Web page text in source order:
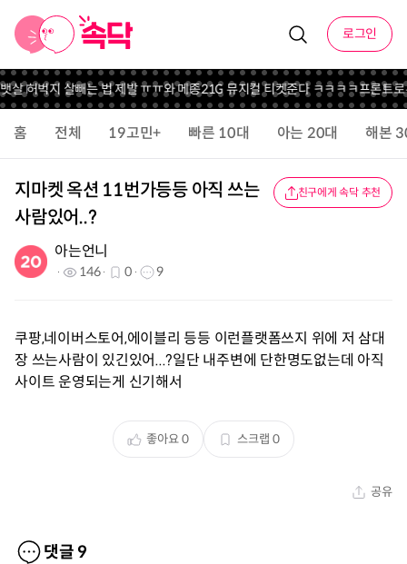
로그인
살 허벅지 살빼는 법 제발 ㅠㅠ와 메종21G 뮤지컬 티켓준다 ㅋㅋㅋㅋ프론트로
홈 전체 19고민+ 빠른 10대 아는 20대 해본
지마켓 옥션 11번가등등 아직 쓰는
사람있어..?
친구에게 속닥 추천
아는언니
146 0 9
쿠팡,네이버스토어,에이블리 등등 이런플랫폼쓰지 위에 저 삼대
장 쓰는사람이 있긴있어...?일단 내주변에 단한명도없는데 아직
사이트 운영되는게 신기해서
좋아요0 스크랩 0
공유
댓글 9